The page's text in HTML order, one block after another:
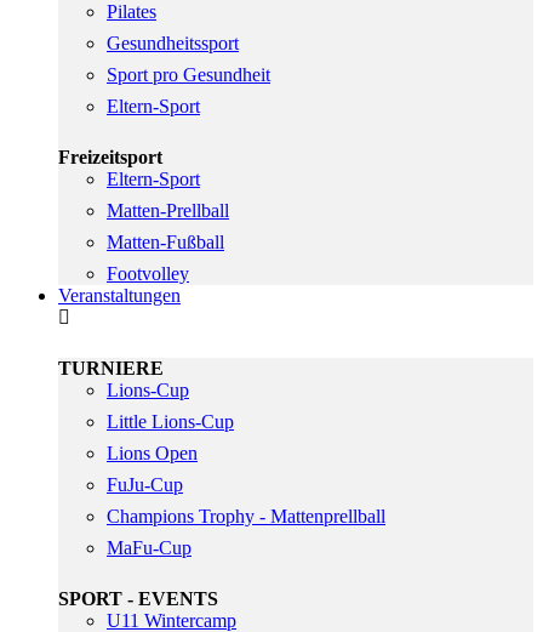
Pilates
Gesundheitssport
Sport pro Gesundheit
Eltern-Sport
Freizeitsport
Eltern-Sport
Matten-Prellball
Matten-Fußball
Footvolley
Veranstaltungen
TURNIERE
Lions-Cup
Little Lions-Cup
Lions Open
FuJu-Cup
Champions Trophy - Mattenprellball
MaFu-Cup
SPORT - EVENTS
U11 Wintercamp